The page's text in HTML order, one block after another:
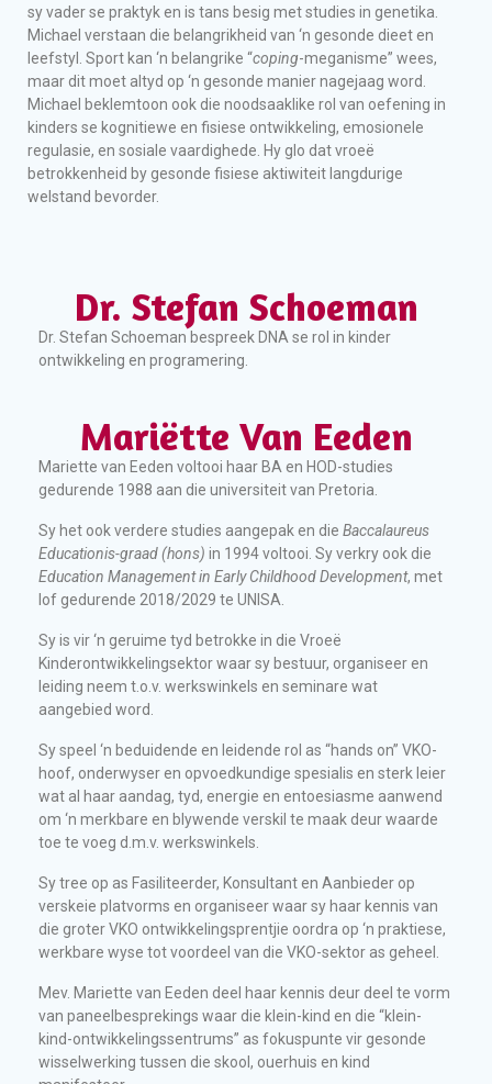
sy vader se praktyk en is tans besig met studies in genetika.
Michael verstaan die belangrikheid van ‘n gesonde dieet en
leefstyl. Sport kan ‘n belangrike “coping-meganisme” wees,
maar dit moet altyd op ‘n gesonde manier nagejaag word.
Michael beklemtoon ook die noodsaaklike rol van oefening in
kinders se kognitiewe en fisiese ontwikkeling, emosionele
regulasie, en sosiale vaardighede. Hy glo dat vroeë
betrokkenheid by gesonde fisiese aktiwiteit langdurige
welstand bevorder.
Dr. Stefan Schoeman
Dr. Stefan Schoeman bespreek DNA se rol in kinder
ontwikkeling en programering.
Mariëtte Van Eeden
Mariette van Eeden voltooi haar BA en HOD-studies
gedurende 1988 aan die universiteit van Pretoria.
Sy het ook verdere studies aangepak en die Baccalaureus
Educationis-graad (hons) in 1994 voltooi. Sy verkry ook die
Education Management in Early Childhood Development, met
lof gedurende 2018/2029 te UNISA.
Sy is vir ‘n geruime tyd betrokke in die Vroeë
Kinderontwikkelingsektor waar sy bestuur, organiseer en
leiding neem t.o.v. werkswinkels en seminare wat
aangebied word.
Sy speel ‘n beduidende en leidende rol as “hands on” VKO-
hoof, onderwyser en opvoedkundige spesialis en sterk leier
wat al haar aandag, tyd, energie en entoesiasme aanwend
om ‘n merkbare en blywende verskil te maak deur waarde
toe te voeg d.m.v. werkswinkels.
Sy tree op as Fasiliteerder, Konsultant en Aanbieder op
verskeie platvorms en organiseer waar sy haar kennis van
die groter VKO ontwikkelingsprentjie oordra op ‘n praktiese,
werkbare wyse tot voordeel van die VKO-sektor as geheel.
Mev. Mariette van Eeden deel haar kennis deur deel te vorm
van paneelbesprekings waar die klein-kind en die “klein-
kind-ontwikkelingssentrums” as fokuspunte vir gesonde
wisselwerking tussen die skool, ouerhuis en kind